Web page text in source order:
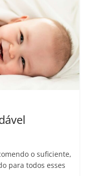
o suficiente,
para todos esses